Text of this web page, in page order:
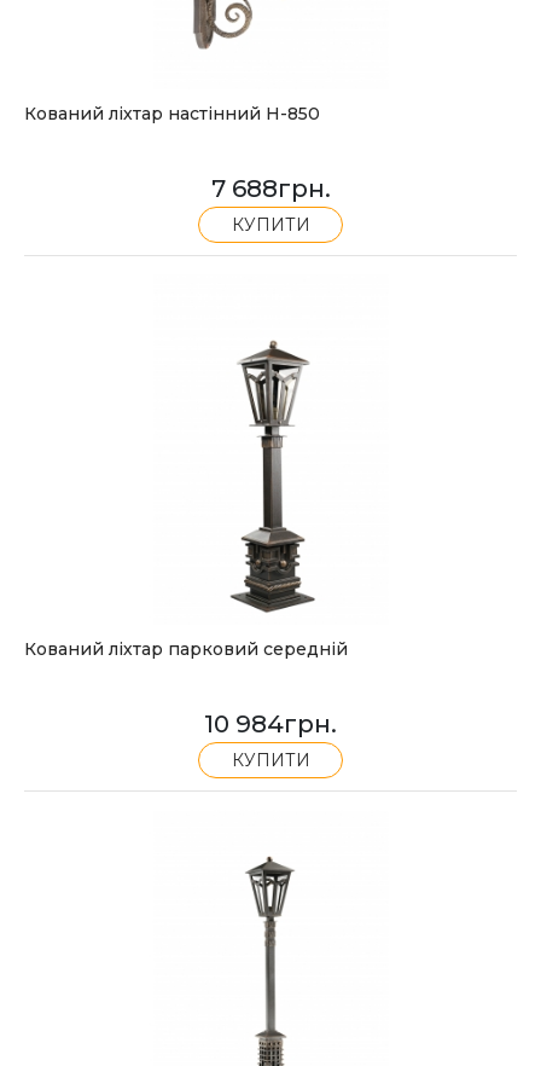
Кований ліхтар настінний H-850
7 688грн.
КУПИТИ
Кований ліхтар парковий середній
10 984грн.
КУПИТИ